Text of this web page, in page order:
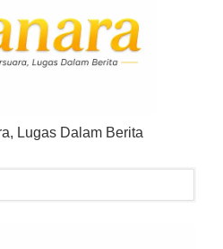
Lugas Dalam Berita